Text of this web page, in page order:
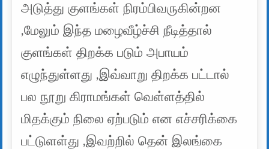
அடுத்து குளங்கள் நிரம்பிவருகின்றன
,மேலும் இந்த மழைவீழ்ச்சி நீடித்தால்
குளங்கள் திறக்க படும் அபாயம்
எழுந்துள்ளது ,இவ்வாறு திறக்க பட்டால்
பல நூறு கிராமங்கள் வெள்ளத்தில்
மிதக்கும் நிலை ஏற்படும் என எச்சரிக்கை
பட்டுளள்து ,இவற்றில் தென் இலங்கை